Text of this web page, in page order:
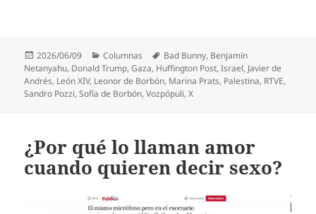
Publicado
el
2026/06/09 Categorías
Columnas Etiquetas
Bad Bunny, Benjamín
Netanyahu, Donald Trump,Gaza, Huffington Post,Israel, Javier de
Andrés, León XIV, Leonor de Borbón, Marina Prats, Palestina, RTVE,
Sandro Pozzi,Sofía de Borbón,Vozpópuli,X
¿Por qué lo llaman amor
cuando quieren decir sexo?